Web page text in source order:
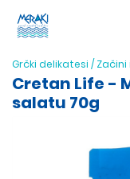
Grčki delikatesi / Začini
Cretan Life -
salatu 70g